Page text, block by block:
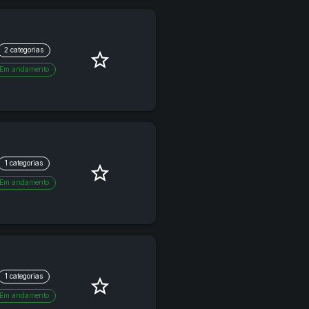
2 categorias
Em andamento star_border
1 categorias
Em andamento star_border
1 categorias
Em andamento star_border